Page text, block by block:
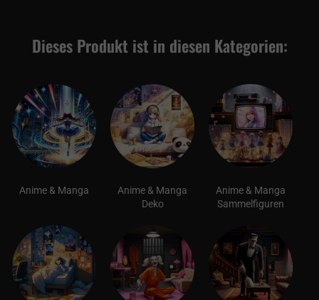
Dieses Produkt ist in diesen Kategorien:
Anime & Manga
Anime & Manga
Deko
Anime & Manga
Sammelfiguren